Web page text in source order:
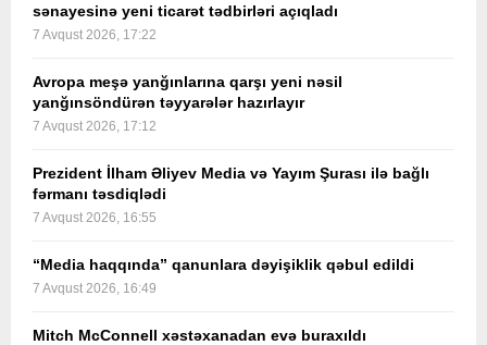
sənayesinə yeni ticarət tədbirləri açıqladı
7 Avqust 2026, 17:22
Avropa meşə yanğınlarına qarşı yeni nəsil
yanğınsöndürən təyyarələr hazırlayır
7 Avqust 2026, 17:12
Prezident İlham Əliyev Media və Yayım Şurası ilə bağlı
fərmanı təsdiqlədi
7 Avqust 2026, 16:55
“Media haqqında” qanunlara dəyişiklik qəbul edildi
7 Avqust 2026, 16:49
Mitch McConnell xəstəxanadan evə buraxıldı